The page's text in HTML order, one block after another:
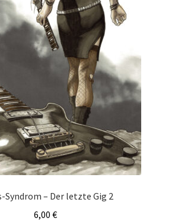
Syndrom – Der letzte Gig 2
6,00 €